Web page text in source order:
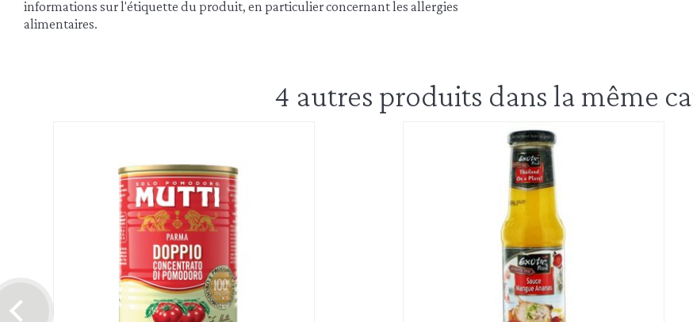
informations sur l'étiquette du produit, en particulier concernant les allergies
alimentaires.
4 autres produits dans la même